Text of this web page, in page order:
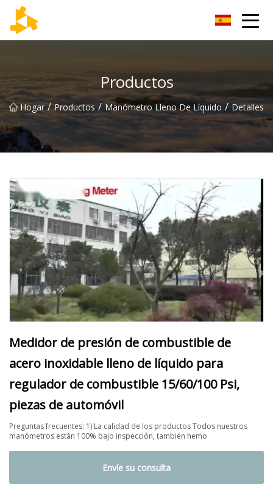
Productos
Hogar / Productos / Manómetro Lleno De Líquido / Detalles
Medidor de presión de combustible de
acero inoxidable lleno de líquido para
regulador de combustible 15/60/100 Psi,
piezas de automóvil
Preguntas frecuentes: 1) La calidad de los productos Todos nuestros
manómetros están 100% bajo inspección, también hemo
Envíe su consulta